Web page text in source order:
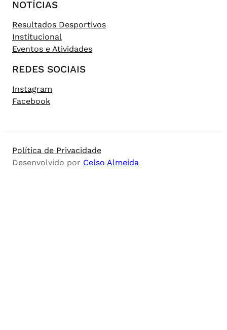
NOTÍCIAS
Resultados Desportivos
Institucional
Eventos e Atividades
REDES SOCIAIS
Instagram
Facebook
Política de Privacidade
Desenvolvido por Celso Almeida